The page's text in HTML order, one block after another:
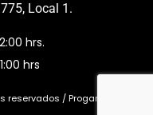
Local 1.
hrs.
hrs
reservados / Progaming